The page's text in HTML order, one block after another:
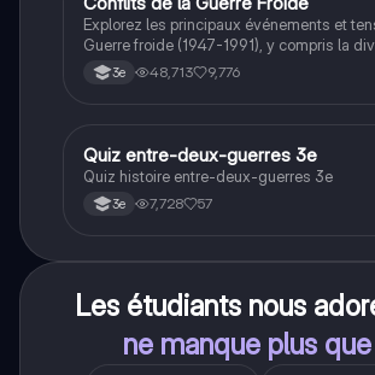
Explorez les principaux événements et
Guerre froide (1947-1991), y compris la
l'Allemagne, la crise de Cuba, la guerre du
la course à l'espace. Cette fiche de
historique.
3e 48,713 9,776
QHistoire
Quiz entre-deux-guerres 3e
Quiz histoire entre-deux-guerres 3e
3e 7,728 57
Les étudiants nous
ne manque plus